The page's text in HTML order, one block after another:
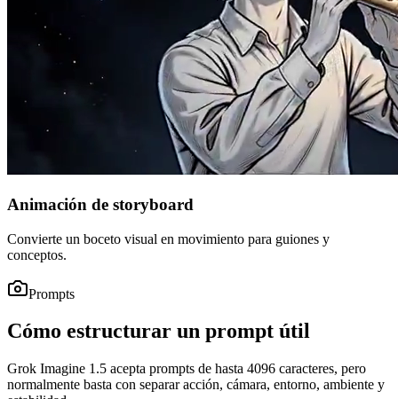
Animación de storyboard
Convierte un boceto visual en movimiento para guiones y
conceptos.
Prompts
Cómo estructurar un prompt útil
Grok Imagine 1.5 acepta prompts de hasta 4096 caracteres, pero
normalmente basta con separar acción, cámara, entorno, ambiente y